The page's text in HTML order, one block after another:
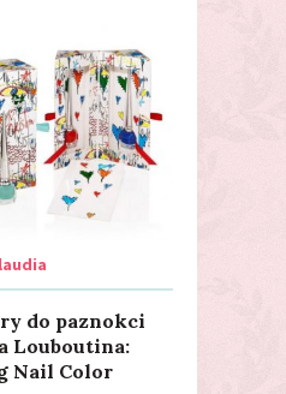
do paznokci
Louboutina:
Nail Color